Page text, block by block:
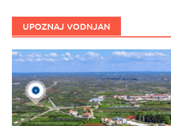
UPOZNAJ VODNJAN